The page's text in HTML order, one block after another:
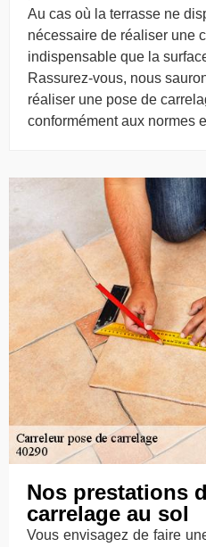
Au cas où la terrasse ne
nécessaire de réaliser une
indispensable que la
Rassurez-vous, nous
réaliser une pose de
conformément aux normes
Nos prestations
carrelage au sol
Vous envisagez de faire